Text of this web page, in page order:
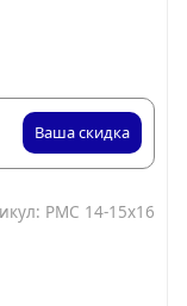
Ваша скидка
РМС 14-15х16